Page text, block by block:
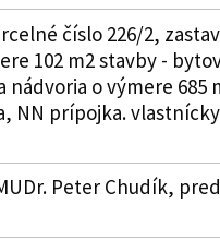
číslo 226/2,
102 m2 stavby -
o výmere 685
NN prípojka.
Peter Chudík,